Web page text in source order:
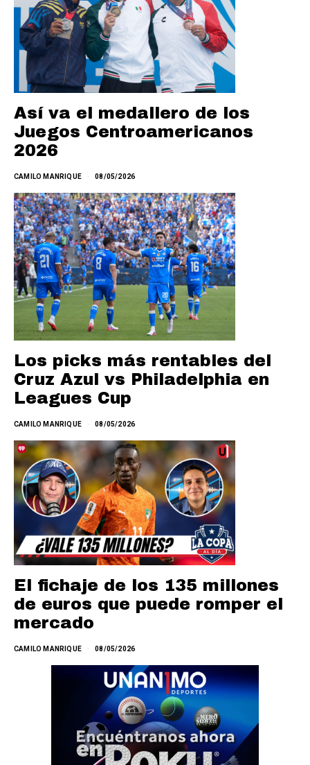
Así va el medallero de los
Juegos Centroamericanos
2026
CAMILO MANRIQUE 08/05/2026
Los picks más rentables del
Cruz Azul vs Philadelphia en
Leagues Cup
CAMILO MANRIQUE 08/05/2026
El fichaje de los 135 millones
de euros que puede romper el
mercado
CAMILO MANRIQUE 08/05/2026